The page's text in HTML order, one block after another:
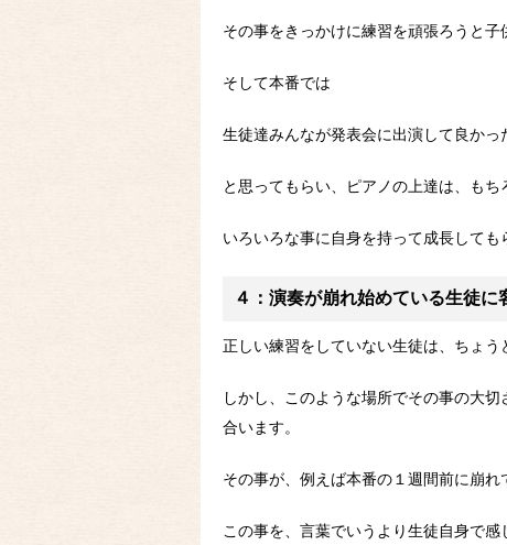
その事をきっかけに練習を頑張ろうと子
そして本番では
生徒達みんなが発表会に出演して良かっ
と思ってもらい、ピアノの上達は、もち
いろいろな事に自身を持って成長しても
４：演奏が崩れ始めている生徒に
正しい練習をしていない生徒は、ちょう
しかし、このような場所でその事の大
合います。
その事が、例えば本番の１週間前に崩れ
この事を、言葉でいうより生徒自身で感